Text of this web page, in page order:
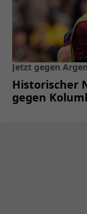
Jetzt gegen
Historischer
gegen